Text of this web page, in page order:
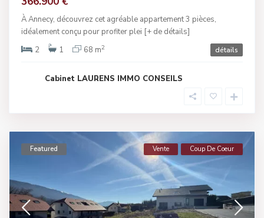
À Annecy, découvrez cet agréable appartement 3 pièces,
idéalement conçu pour profiter plei [+ de détails]
2
1 68 m2 détails
Cabinet LAURENS IMMO CONSEILS
Featured Vente Coup De Coeur